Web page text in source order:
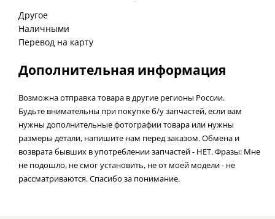
Другое
Наличными
Перевод на карту
Дополнительная информация
Возможна отправка товара в другие регионы России.
Будьте внимательны при покупке б/у запчастей, если вам
нужны дополнительные фотографии товара или нужны
размеры детали, напишите нам перед заказом. Обмена и
возврата бывших в употреблении запчастей - НЕТ. Фразы: Мне
не подошло, не смог установить, не от моей модели - не
рассматриваются. Спасибо за понимание.